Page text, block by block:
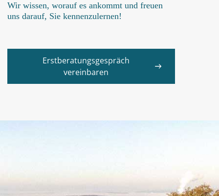
Wir wissen, worauf es ankommt und freuen
uns darauf, Sie kennenzulernen!
Erstberatungsgespräch
vereinbaren